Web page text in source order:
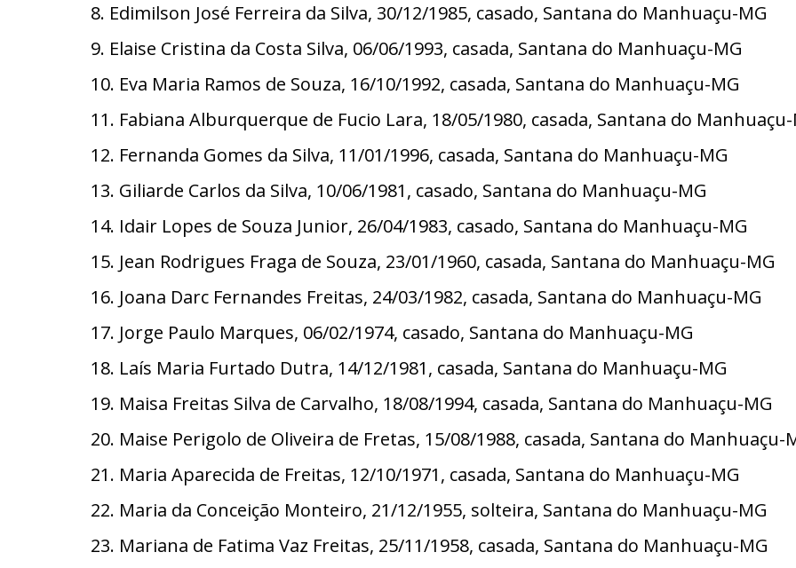
8. Edimilson José Ferreira da Silva, 30/12/1985, casado, Santana do Manhuaçu-MG
9. Elaise Cristina da Costa Silva, 06/06/1993, casada, Santana do Manhuaçu-MG
10. Eva Maria Ramos de Souza, 16/10/1992, casada, Santana do Manhuaçu-MG
11. Fabiana Alburquerque de Fucio Lara, 18/05/1980, casada, Santana do Manhuaçu-
12. Fernanda Gomes da Silva, 11/01/1996, casada, Santana do Manhuaçu-MG
13. Giliarde Carlos da Silva, 10/06/1981, casado, Santana do Manhuaçu-MG
14. Idair Lopes de Souza Junior, 26/04/1983, casado, Santana do Manhuaçu-MG
15. Jean Rodrigues Fraga de Souza, 23/01/1960, casada, Santana do Manhuaçu-MG
16. Joana Darc Fernandes Freitas, 24/03/1982, casada, Santana do Manhuaçu-MG
17. Jorge Paulo Marques, 06/02/1974, casado, Santana do Manhuaçu-MG
18. Laís Maria Furtado Dutra, 14/12/1981, casada, Santana do Manhuaçu-MG
19. Maisa Freitas Silva de Carvalho, 18/08/1994, casada, Santana do Manhuaçu-MG
20. Maise Perigolo de Oliveira de Fretas, 15/08/1988, casada, Santana do Manhuaçu-
21. Maria Aparecida de Freitas, 12/10/1971, casada, Santana do Manhuaçu-MG
22. Maria da Conceição Monteiro, 21/12/1955, solteira, Santana do Manhuaçu-MG
23. Mariana de Fatima Vaz Freitas, 25/11/1958, casada, Santana do Manhuaçu-MG